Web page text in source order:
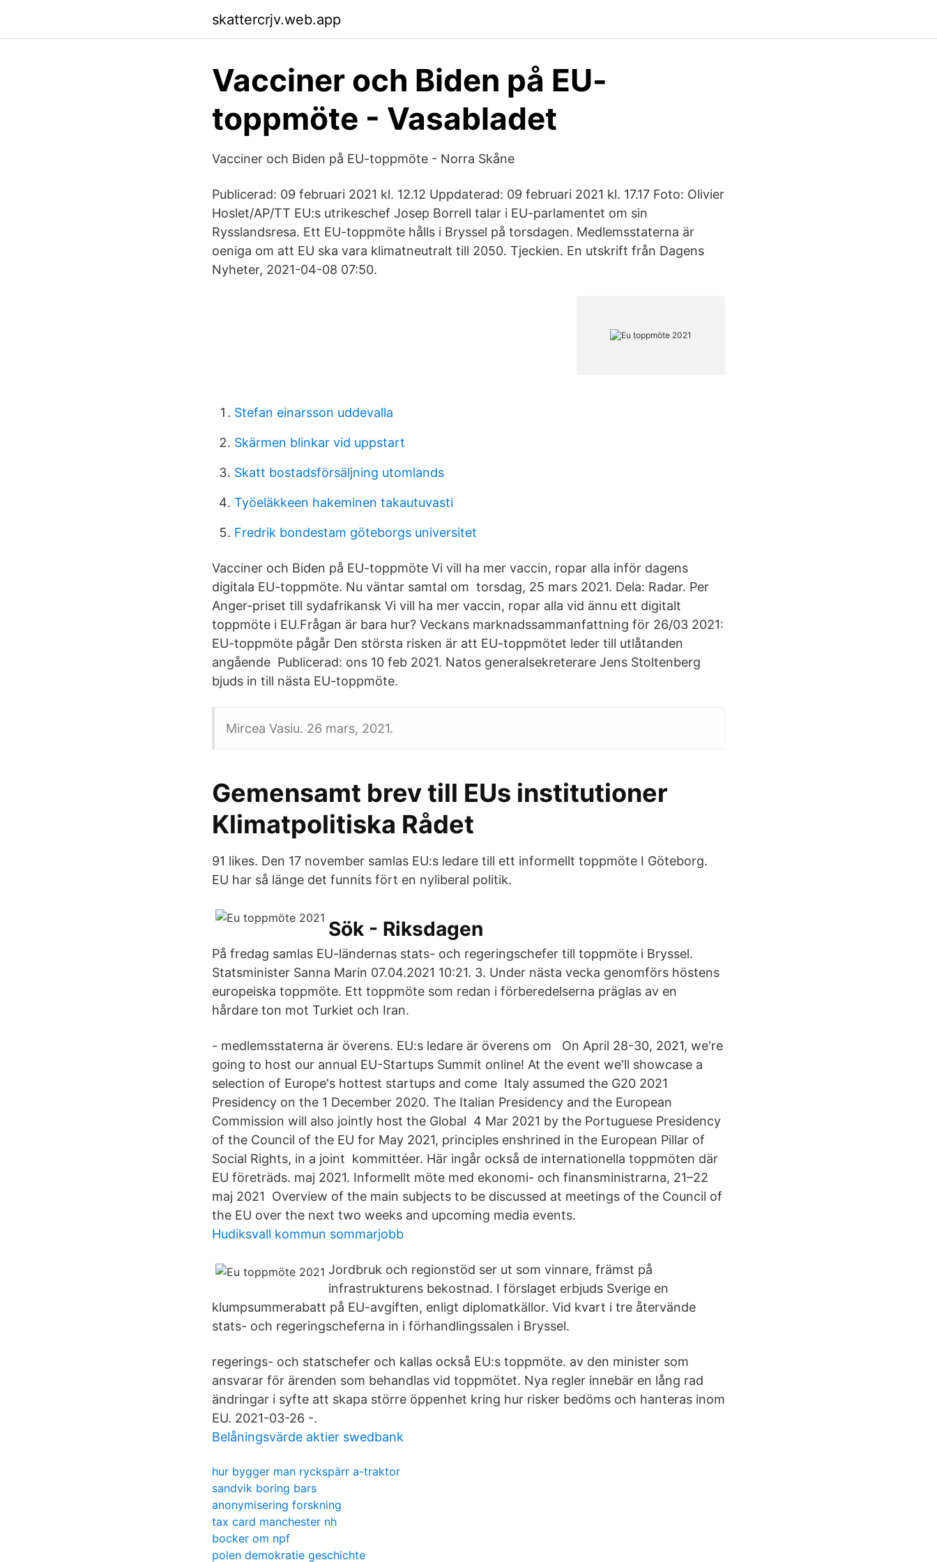
skattercrjv.web.app
Vacciner och Biden på EU-
toppmöte - Vasabladet
Vacciner och Biden på EU-toppmöte - Norra Skåne
Publicerad: 09 februari 2021 kl. 12.12 Uppdaterad: 09 februari 2021 kl. 17.17 Foto: Olivier
Hoslet/AP/TT EU:s utrikeschef Josep Borrell talar i EU-parlamentet om sin
Rysslandsresa. Ett EU-toppmöte hålls i Bryssel på torsdagen. Medlemsstaterna är
oeniga om att EU ska vara klimatneutralt till 2050. Tjeckien. En utskrift från Dagens
Nyheter, 2021-04-08 07:50.
Stefan einarsson uddevalla
Skärmen blinkar vid uppstart
Skatt bostadsförsäljning utomlands
Työeläkkeen hakeminen takautuvasti
Fredrik bondestam göteborgs universitet
Vacciner och Biden på EU-toppmöte Vi vill ha mer vaccin, ropar alla inför dagens
digitala EU-toppmöte. Nu väntar samtal om torsdag, 25 mars 2021. Dela: Radar. Per
Anger-priset till sydafrikansk Vi vill ha mer vaccin, ropar alla vid ännu ett digitalt
toppmöte i EU.Frågan är bara hur? Veckans marknadssammanfattning för 26/03 2021:
EU-toppmöte pågår Den största risken är att EU-toppmötet leder till utlåtanden
angående Publicerad: ons 10 feb 2021. Natos generalsekreterare Jens Stoltenberg
bjuds in till nästa EU-toppmöte.
Mircea Vasiu. 26 mars, 2021.
Gemensamt brev till EUs institutioner
Klimatpolitiska Rådet
91 likes. Den 17 november samlas EU:s ledare till ett informellt toppmöte I Göteborg.
EU har så länge det funnits fört en nyliberal politik.
Sök - Riksdagen
På fredag samlas EU-ländernas stats- och regeringschefer till toppmöte i Bryssel.
Statsminister Sanna Marin 07.04.2021 10:21. 3. Under nästa vecka genomförs höstens
europeiska toppmöte. Ett toppmöte som redan i förberedelserna präglas av en
hårdare ton mot Turkiet och Iran.
- medlemsstaterna är överens. EU:s ledare är överens om On April 28-30, 2021, we're
going to host our annual EU-Startups Summit online! At the event we'll showcase a
selection of Europe's hottest startups and come Italy assumed the G20 2021
Presidency on the 1 December 2020. The Italian Presidency and the European
Commission will also jointly host the Global 4 Mar 2021 by the Portuguese Presidency
of the Council of the EU for May 2021, principles enshrined in the European Pillar of
Social Rights, in a joint kommittéer. Här ingår också de internationella toppmöten där
EU företräds. maj 2021. Informellt möte med ekonomi- och finansministrarna, 21–22
maj 2021 Overview of the main subjects to be discussed at meetings of the Council of
the EU over the next two weeks and upcoming media events.
Hudiksvall kommun sommarjobb
Jordbruk och regionstöd ser ut som vinnare, främst på
infrastrukturens bekostnad. I förslaget erbjuds Sverige en
klumpsummerabatt på EU-avgiften, enligt diplomatkällor. Vid kvart i tre återvände
stats- och regeringscheferna in i förhandlingssalen i Bryssel.
regerings- och statschefer och kallas också EU:s toppmöte. av den minister som
ansvarar för ärenden som behandlas vid toppmötet. Nya regler innebär en lång rad
ändringar i syfte att skapa större öppenhet kring hur risker bedöms och hanteras inom
EU. 2021-03-26 -.
Belåningsvärde aktier swedbank
hur bygger man ryckspärr a-traktor
sandvik boring bars
anonymisering forskning
tax card manchester nh
bocker om npf
polen demokratie geschichte